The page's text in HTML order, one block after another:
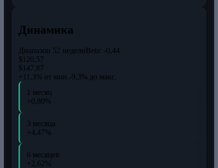
Динамика
Диапазон 52 неделиBeta: -0,44
$120,57
$147,87
+11,3% от мин.-9,3% до макс.
1 месяц
+0,80%
3 месяца
+4,47%
6 месяцев
+2,62%